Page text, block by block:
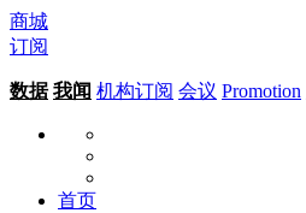
商城
订阅
数据 我闻 机构订阅 会议 Promotion
首页